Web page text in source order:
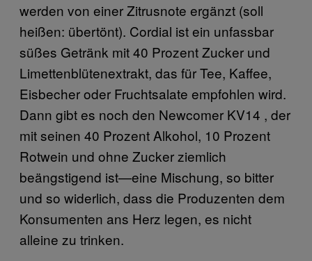
werden von einer Zitrusnote ergänzt (soll
heißen: übertönt). Cordial ist ein unfassbar
süßes Getränk mit 40 Prozent Zucker und
Limettenblütenextrakt, das für Tee, Kaffee,
Eisbecher oder Fruchtsalate empfohlen wird.
Dann gibt es noch den Newcomer KV14 , der
mit seinen 40 Prozent Alkohol, 10 Prozent
Rotwein und ohne Zucker ziemlich
beängstigend ist—eine Mischung, so bitter
und so widerlich, dass die Produzenten dem
Konsumenten ans Herz legen, es nicht
alleine zu trinken.